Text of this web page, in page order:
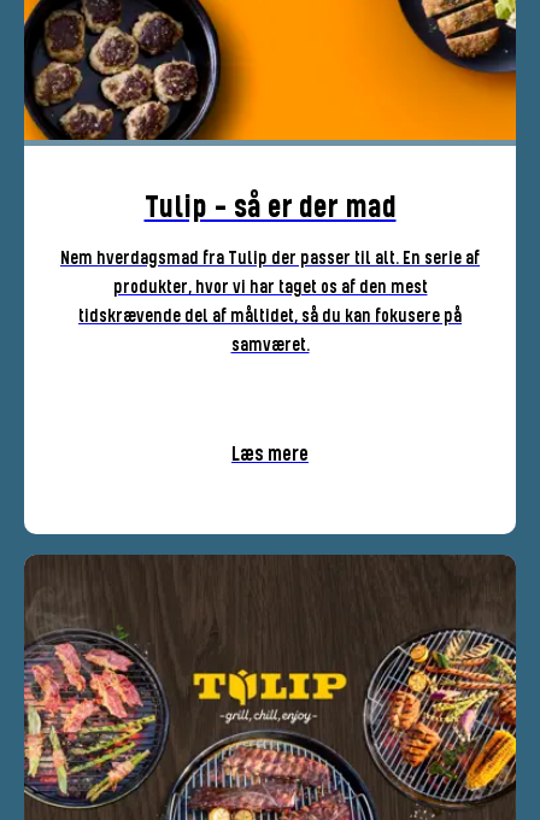
Tulip - så er der mad
Nem hverdagsmad fra Tulip der passer til alt. En serie af
produkter, hvor vi har taget os af den mest
tidskrævende del af måltidet, så du kan fokusere på
samværet.
Læs mere